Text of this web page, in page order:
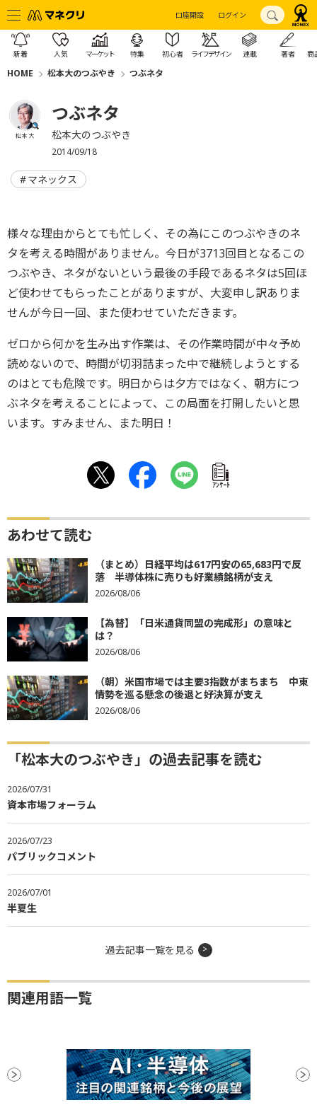
口座開設 ログイン
新着 人気 マーケット 特集 初心者 ライフデザイン 連載 著者 商
HOME 松本大のつぶやき つぶネタ
松本 大
つぶネタ
松本大のつぶやき
2014/09/18
マネックス
様々な理由からとても忙しく、その為にこのつぶやきのネ
タを考える時間がありません。今日が3713回目となるこの
つぶやき、ネタがないという最後の手段であるネタは5回ほ
ど使わせてもらったことがありますが、大変申し訳ありま
せんが今日一回、また使わせていただきます。
ゼロから何かを生み出す作業は、その作業時間が中々予め
読めないので、時間が切羽詰まった中で継続しようとする
のはとても危険です。明日からは夕方ではなく、朝方につ
ぶネタを考えることによって、この局面を打開したいと思
います。すみません、また明日！
ｱﾝｹｰﾄ
あわせて読む
（まとめ）日経平均は617円安の65,683円で反
落 半導体株に売りも好業績銘柄が支え
2026/08/06
【為替】「日米通貨同盟の完成形」の意味と
は？
2026/08/06
（朝）米国市場では主要3指数がまちまち 中東
情勢を巡る懸念の後退と好決算が支え
2026/08/06
「松本大のつぶやき」の過去記事を読む
2026/07/31
資本市場フォーラム
2026/07/23
パブリックコメント
2026/07/01
半夏生
過去記事一覧を見る
関連用語一覧